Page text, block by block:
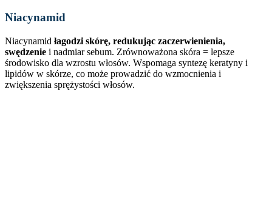
Niacynamid
Niacynamid łagodzi skórę, redukując zaczerwienienia,
swędzenie i nadmiar sebum. Zrównoważona skóra = lepsze
środowisko dla wzrostu włosów. Wspomaga syntezę keratyny i
lipidów w skórze, co może prowadzić do wzmocnienia i
zwiększenia sprężystości włosów.